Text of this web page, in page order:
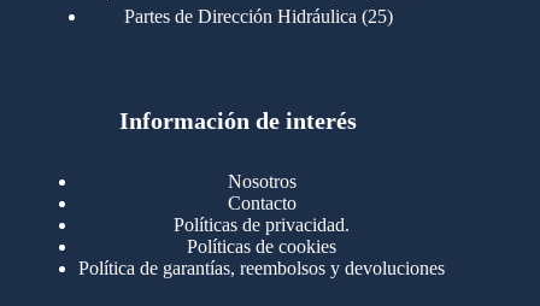
Partes de Dirección Hidráulica 2525
Motores Cummins 723
Cummins B/C 855
Cummins ISF
Cummins ISM
productos
Cummins ISX 100100
Información de interés
Nosotros
Contacto
Políticas de privacidad.
Políticas de cookies
Política de garantías, reembolsos y devoluciones